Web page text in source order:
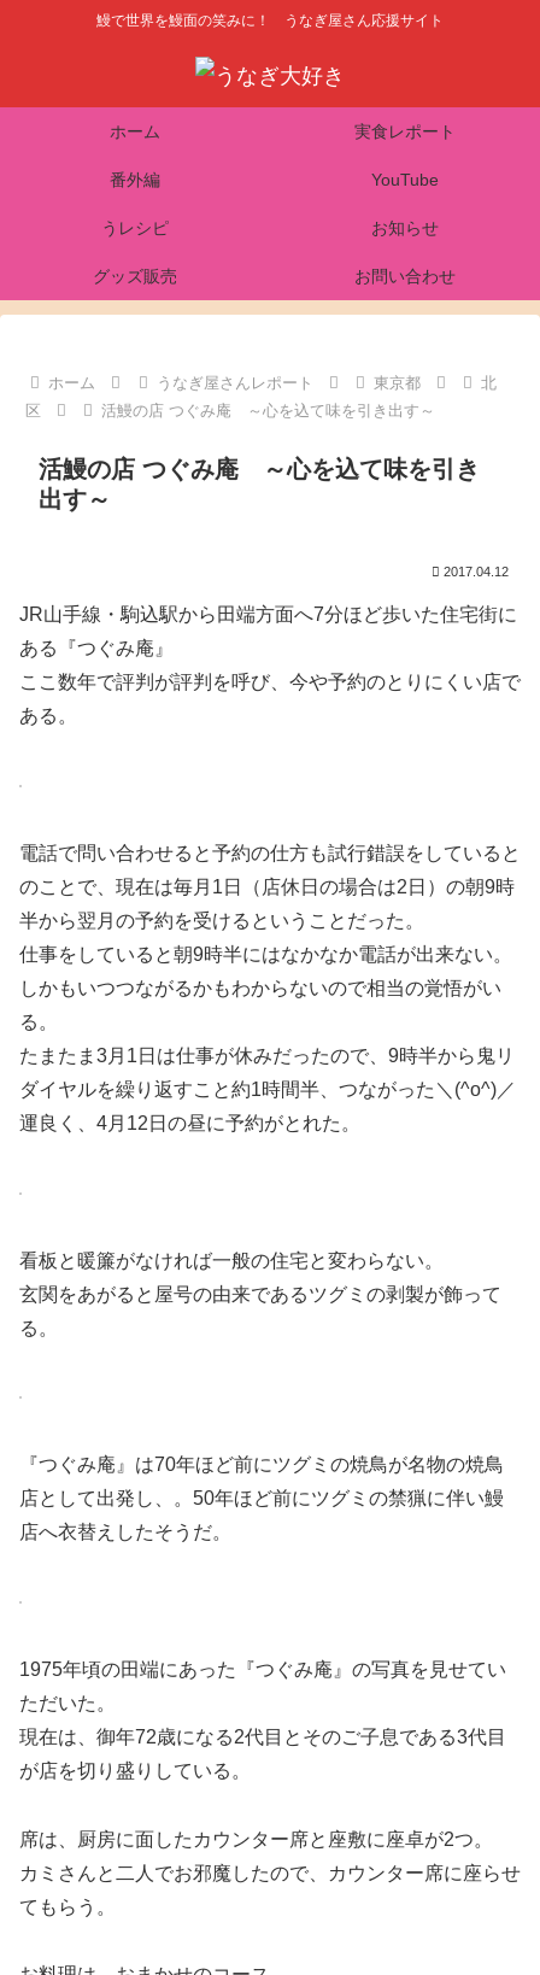
鰻で世界を鰻面の笑みに！ うなぎ屋さん応援サイト
ホーム 実食レポート
番外編 YouTube
うレシピ お知らせ
グッズ販売 お問い合わせ
ホーム うなぎ屋さんレポート 東京都
北
区
活鰻の店 つぐみ庵 ～心を込て味を引き出す～
活鰻の店 つぐみ庵 ～心を込て味を引き
出す～
2017.04.12
JR山手線・駒込駅から田端方面へ7分ほど歩いた住宅街に
ある『つぐみ庵』
ここ数年で評判が評判を呼び、今や予約のとりにくい店で
ある。
電話で問い合わせると予約の仕方も試行錯誤をしていると
のことで、現在は毎月1日（店休日の場合は2日）の朝9時
半から翌月の予約を受けるということだった。
仕事をしていると朝9時半にはなかなか電話が出来ない。
しかもいつつながるかもわからないので相当の覚悟がい
る。
たまたま3月1日は仕事が休みだったので、9時半から鬼リ
ダイヤルを繰り返すこと約1時間半、つながった＼(^o^)／
運良く、4月12日の昼に予約がとれた。
看板と暖簾がなければ一般の住宅と変わらない。
玄関をあがると屋号の由来であるツグミの剥製が飾って
る。
『つぐみ庵』は70年ほど前にツグミの焼鳥が名物の焼鳥
店として出発し、。50年ほど前にツグミの禁猟に伴い鰻
店へ衣替えしたそうだ。
1975年頃の田端にあった『つぐみ庵』の写真を見せてい
ただいた。
現在は、御年72歳になる2代目とそのご子息である3代目
が店を切り盛りしている。
席は、厨房に面したカウンター席と座敷に座卓が2つ。
カミさんと二人でお邪魔したので、カウンター席に座らせ
てもらう。